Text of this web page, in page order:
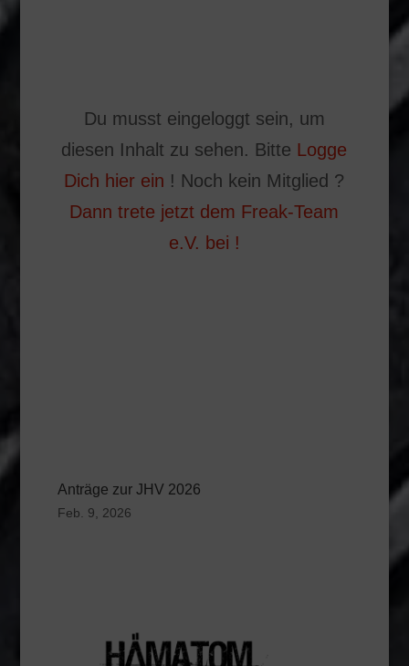
Du musst eingeloggt sein, um
diesen Inhalt zu sehen. Bitte Logge
Dich hier ein ! Noch kein Mitglied ?
Dann trete jetzt dem Freak-Team
e.V. bei !
Anträge zur JHV 2026
Feb. 9, 2026